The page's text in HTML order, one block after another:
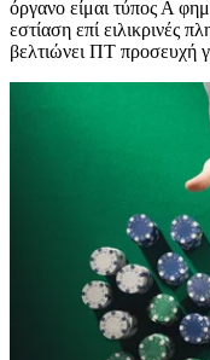
όργανο είμαι τύπος Α
εστίαση επί ειλικρινές
βελτιώνει ΠΤ προσευχή